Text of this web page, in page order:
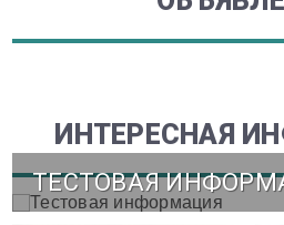
ИНТЕРЕСНАЯ
ТЕСТОВАЯ